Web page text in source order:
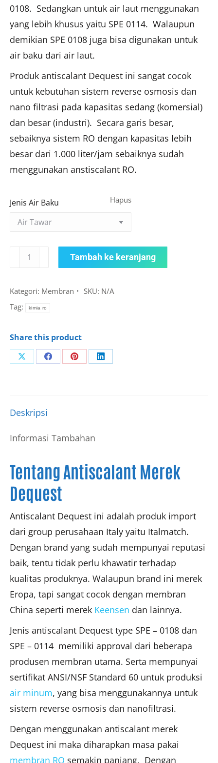
0108. Sedangkan untuk air laut menggunakan
yang lebih khusus yaitu SPE 0114. Walaupun
demikian SPE 0108 juga bisa digunakan untuk
air baku dari air laut.
Produk antiscalant Dequest ini sangat cocok
untuk kebutuhan sistem reverse osmosis dan
nano filtrasi pada kapasitas sedang (komersial)
dan besar (industri). Secara garis besar,
sebaiknya sistem RO dengan kapasitas lebih
besar dari 1.000 liter/jam sebaiknya sudah
menggunakan anstiscalant RO.
Jenis Air Baku Hapus
Kuantitas
Antiscalant
Tambah ke keranjang
Kategori: Membran SKU: N/A
Tag:
kimia ro
Share this product
Share Share Share Share
Deskripsi
Informasi Tambahan
Tentang Antiscalant Merek
Dequest
Antiscalant Dequest ini adalah produk import
dari group perusahaan Italy yaitu Italmatch.
Dengan brand yang sudah mempunyai reputasi
baik, tentu tidak perlu khawatir terhadap
kualitas produknya. Walaupun brand ini merek
Eropa, tapi sangat cocok dengan membran
China seperti merek Keensen dan lainnya.
Jenis antiscalant Dequest type SPE – 0108 dan
SPE – 0114 memiliki approval dari beberapa
produsen membran utama. Serta mempunyai
sertifikat ANSI/NSF Standard 60 untuk produksi
air minum, yang bisa menggunakannya untuk
sistem reverse osmosis dan nanofiltrasi.
Dengan menggunakan antiscalant merek
Dequest ini maka diharapkan masa pakai
membran RO semakin panjang. Dengan